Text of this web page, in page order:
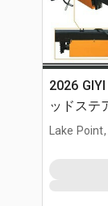
2026
ッドステ
Lake Point,